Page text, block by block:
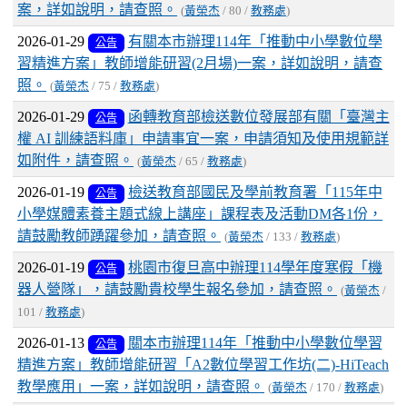
案，詳如說明，請查照。
(黃榮杰 / 80 / 教務處)
2026-01-29 公告
有關本市辦理114年「推動中小學數位學
習精進方案」教師增能研習(2月場)一案，詳如說明，請查
照。
(黃榮杰 / 75 / 教務處)
2026-01-29 公告
函轉教育部檢送數位發展部有關「臺灣主
權 AI 訓練語料庫」申請事宜一案，申請須知及使用規範詳
如附件，請查照。
(黃榮杰 / 65 / 教務處)
2026-01-19 公告
檢送教育部國民及學前教育署「115年中
小學媒體素養主題式線上講座」課程表及活動DM各1份，
請鼓勵教師踴躍參加，請查照。
(黃榮杰 / 133 / 教務處)
2026-01-19 公告
桃園市復旦高中辦理114學年度寒假「機
器人營隊」，請鼓勵貴校學生報名參加，請查照。
(黃榮杰 /
101 / 教務處)
2026-01-13 公告
關本市辦理114年「推動中小學數位學習
精進方案」教師增能研習「A2數位學習工作坊(二)-HiTeach
教學應用」一案，詳如說明，請查照。
(黃榮杰 / 170 / 教務處)